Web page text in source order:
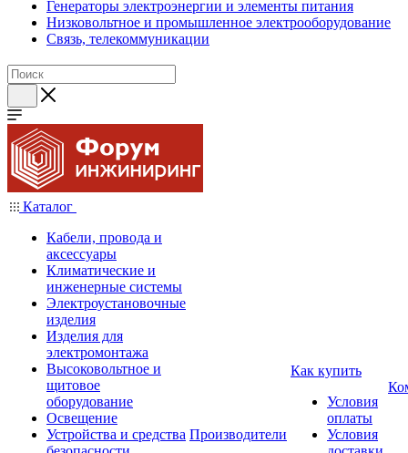
Генераторы электроэнергии и элементы питания
Низковольтное и промышленное электрооборудование
Связь, телекоммуникации
Каталог
Кабели, провода и
аксессуары
Климатические и
инженерные системы
Электроустановочные
изделия
Изделия для
электромонтажа
Высоковольтное и
щитовое
оборудование
Освещение
Устройства и средства Производители
Как купить
Условия
оплаты
Условия